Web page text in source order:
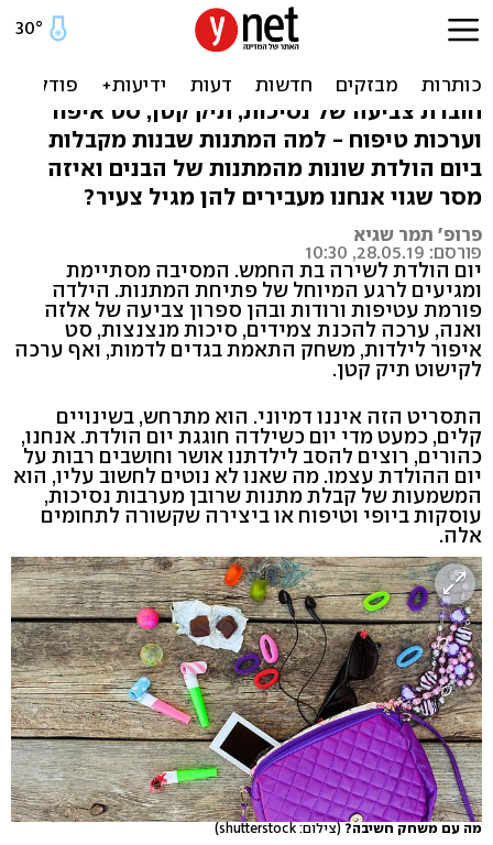
משמעות המתנות שאתם
קונים לילדות
חוברת צביעה של נסיכות, תיק קטן, סט איפור
וערכות טיפוח - למה המתנות שבנות מקבלות
ביום הולדת שונות מהמתנות של הבנים ואיזה
מסר שגוי אנחנו מעבירים להן מגיל צעיר?
פרופ' תמר שגיא
פורסם: 28.05.19, 10:30
יום הולדת לשירה בת החמש. המסיבה מסתיימת
ומגיעים לרגע המיוחל של פתיחת המתנות. הילדה
פורמת עטיפות ורודות ובהן ספרון צביעה של אלזה
ואנה, ערכה להכנת צמידים, סיכות מנצנצות, סט
איפור לילדות, משחק התאמת בגדים לדמות, ואף ערכה
לקישוט תיק קטן.
התסריט הזה איננו דמיוני. הוא מתרחש, בשינויים
קלים, כמעט מדי יום כשילדה חוגגת יום הולדת. אנחנו,
כהורים, רוצים להסב לילדתנו אושר וחושבים רבות על
יום ההולדת עצמו. מה שאנו לא נוטים לחשוב עליו, הוא
המשמעות של קבלת מתנות שרובן מערבות נסיכות,
עוסקות ביופי וטיפוח או ביצירה שקשורה לתחומים
אלה.
מה עם משחק חשיבה? (צילום: shutterstock)